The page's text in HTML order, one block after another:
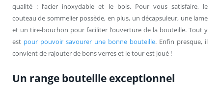
qualité : l’acier inoxydable et le bois. Pour vous satisfaire, le
couteau de sommelier possède, en plus, un décapsuleur, une lame
et un tire-bouchon pour faciliter l’ouverture de la bouteille. Tout y
est pour pouvoir savourer une bonne bouteille. Enfin presque, il
convient de rajouter de bons verres et le tour est joué !
Un range bouteille exceptionnel